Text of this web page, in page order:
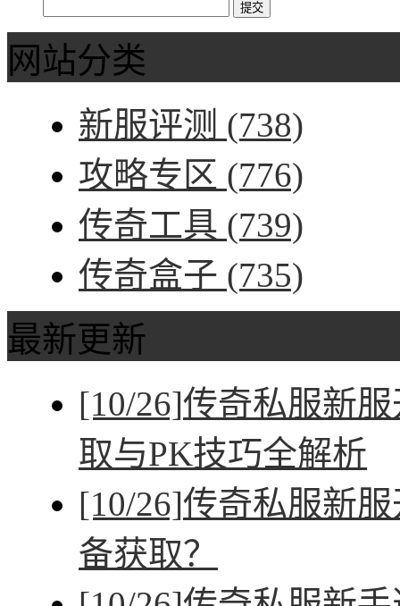
网站分类
新服评测 (738)
攻略专区 (776)
传奇工具 (739)
传奇盒子 (735)
最新更新
[10/26]传奇私服新
取与PK技巧全解析
[10/26]传奇私服新
备获取？